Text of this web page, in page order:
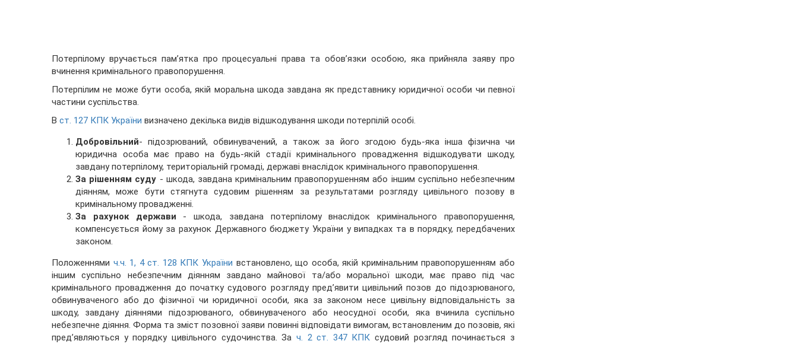
Потерпілому вручається пам’ятка про процесуальні права та обов’язки особою, яка прийняла заяву про
вчинення кримінального правопорушення.
Потерпілим не може бути особа, якій моральна шкода завдана як представнику юридичної особи чи певної
частини суспільства.
В ст. 127 КПК України визначено декілька видів відшкодування шкоди потерпілій особі.
Добровільний- підозрюваний, обвинувачений, а також за його згодою будь-яка інша фізична чи
юридична особа має право на будь-якій стадії кримінального провадження відшкодувати шкоду,
завдану потерпілому, територіальній громаді, державі внаслідок кримінального правопорушення.
За рішенням суду - шкода, завдана кримінальним правопорушенням або іншим суспільно небезпечним
діянням, може бути стягнута судовим рішенням за результатами розгляду цивільного позову в
кримінальному провадженні.
За рахунок держави - шкода, завдана потерпілому внаслідок кримінального правопорушення,
компенсується йому за рахунок Державного бюджету України у випадках та в порядку, передбачених
законом.
Положеннями ч.ч. 1, 4 ст. 128 КПК України встановлено, що особа, якій кримінальним правопорушенням або
іншим суспільно небезпечним діянням завдано майнової та/або моральної шкоди, має право під час
кримінального провадження до початку судового розгляду пред’явити цивільний позов до підозрюваного,
обвинуваченого або до фізичної чи юридичної особи, яка за законом несе цивільну відповідальність за
шкоду, завдану діяннями підозрюваного, обвинуваченого або неосудної особи, яка вчинила суспільно
небезпечне діяння. Форма та зміст позовної заяви повинні відповідати вимогам, встановленим до позовів, які
пред’являються у порядку цивільного судочинства. За ч. 2 ст. 347 КПК судовий розгляд починається з